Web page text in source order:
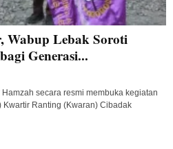
Wabup Lebak Soroti
Generasi...
secara resmi membuka kegiatan
Kwartir Ranting (Kwaran) Cibadak